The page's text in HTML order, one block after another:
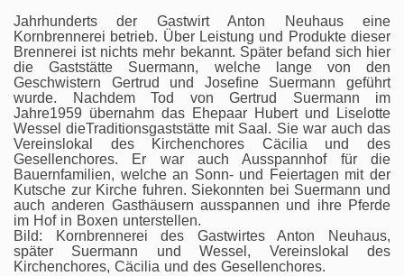
Jahrhunderts der Gastwirt Anton Neuhaus eine
Kornbrennerei betrieb. Über Leistung und Produkte dieser
Brennerei ist nichts mehr bekannt. Später befand sich hier
die Gaststätte Suermann, welche lange von den
Geschwistern Gertrud und Josefine Suermann geführt
wurde. Nachdem Tod von Gertrud Suermann im
Jahre1959 übernahm das Ehepaar Hubert und Liselotte
Wessel dieTraditionsgaststätte mit Saal. Sie war auch das
Vereinslokal des Kirchenchores Cäcilia und des
Gesellenchores. Er war auch Ausspannhof für die
Bauernfamilien, welche an Sonn- und Feiertagen mit der
Kutsche zur Kirche fuhren. Siekonnten bei Suermann und
auch anderen Gasthäusern ausspannen und ihre Pferde
im Hof in Boxen unterstellen.
Bild: Kornbrennerei des Gastwirtes Anton Neuhaus,
später Suermann und Wessel, Vereinslokal des
Kirchenchores, Cäcilia und des Gesellenchores.